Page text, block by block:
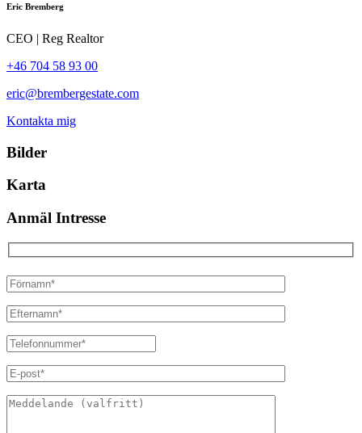
Eric Bremberg
CEO | Reg Realtor
+46 704 58 93 00
eric@brembergestate.com
Kontakta mig
Bilder
Karta
Anmäl Intresse